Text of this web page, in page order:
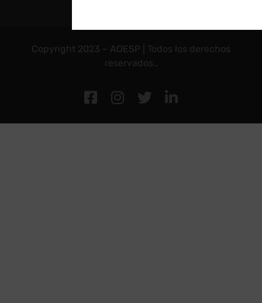
Copyright 2023 – ADESP | Todos los derechos
reservados..